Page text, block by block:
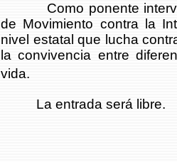
Como ponente
de Movimiento contra la
nivel estatal que lucha
la convivencia entre
vida.
La entrada será libre.